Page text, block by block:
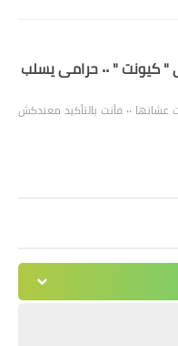
إحترس من وهم يسمى " كيونت " ٠٠ حرامى يسلب
بقلم : زكى عرفه ‎إذا ما كانش عندك حاجه تموت عشانها ٠٠ فأنت بالتأكيد معندكش